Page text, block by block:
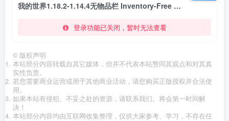
我的世界1.18.2-1.14.4无物品栏 Inventory-Free Mod
登录功能已关闭，暂时无法查看
© 版权声明
本站部分内容转载自其它媒体，但并不代表本站赞同其观点和对其真
实性负责。
若您需要商业运营或用于其他商业活动，请您购买正版授权并合法使
用。
如果本站有侵犯、不妥之处的资源，请联系我们。将会第一时间解
决！
本站部分内容均由互联网收集整理，仅供大家参考、学习，不存在任